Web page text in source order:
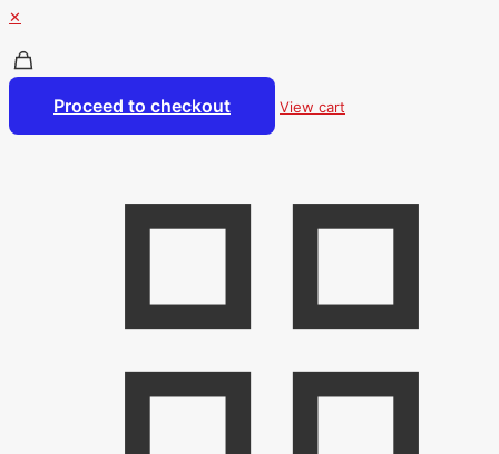
✕
Proceed to checkout View cart